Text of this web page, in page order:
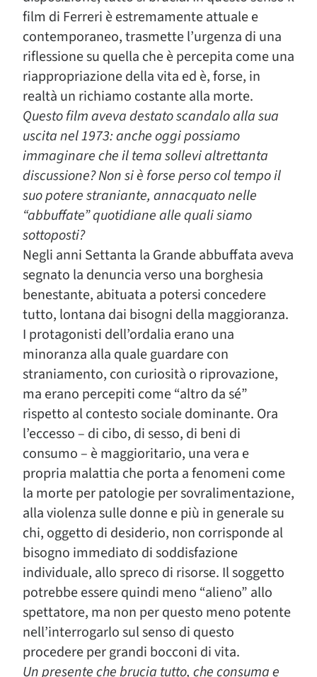
film di Ferreri è estremamente attuale e
contemporaneo, trasmette l’urgenza di una
riflessione su quella che è percepita come una
riappropriazione della vita ed è, forse, in
realtà un richiamo costante alla morte.
Questo film aveva destato scandalo alla sua
uscita nel 1973: anche oggi possiamo
immaginare che il tema sollevi altrettanta
discussione? Non si è forse perso col tempo il
suo potere straniante, annacquato nelle
“abbuffate” quotidiane alle quali siamo
sottoposti?
Negli anni Settanta la Grande abbuffata aveva
segnato la denuncia verso una borghesia
benestante, abituata a potersi concedere
tutto, lontana dai bisogni della maggioranza.
I protagonisti dell’ordalia erano una
minoranza alla quale guardare con
straniamento, con curiosità o riprovazione,
ma erano percepiti come “altro da sé”
rispetto al contesto sociale dominante. Ora
l’eccesso – di cibo, di sesso, di beni di
consumo – è maggioritario, una vera e
propria malattia che porta a fenomeni come
la morte per patologie per sovralimentazione,
alla violenza sulle donne e più in generale su
chi, oggetto di desiderio, non corrisponde al
bisogno immediato di soddisfazione
individuale, allo spreco di risorse. Il soggetto
potrebbe essere quindi meno “alieno” allo
spettatore, ma non per questo meno potente
nell’interrogarlo sul senso di questo
procedere per grandi bocconi di vita.
Un presente che brucia tutto, che consuma e